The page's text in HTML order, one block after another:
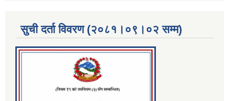
सुची दर्ता विवरण (२०८१।०९।०२ सम्म)